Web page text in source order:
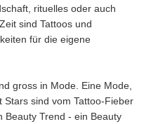
rituelles oder auch
sind Tattoos und
für die eigene
gross in Mode. Eine Mode,
sind vom Tattoo-Fieber
Beauty Trend - ein Beauty